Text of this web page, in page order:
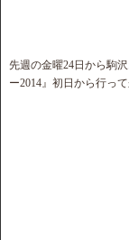
先週の金曜24日から駒
ー2014』初日から行って